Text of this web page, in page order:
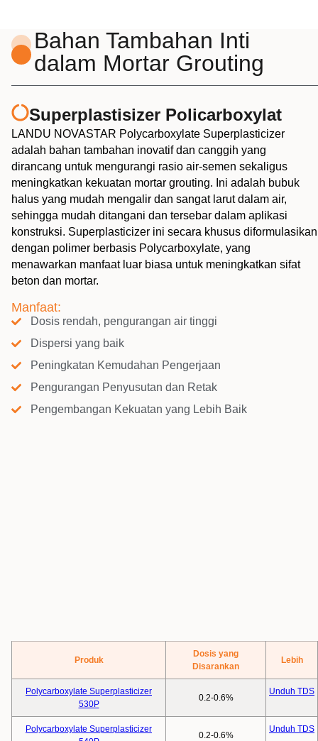
Bahan Tambahan Inti
dalam Mortar Grouting
Superplastisizer Policarboxylat
LANDU NOVASTAR Polycarboxylate Superplasticizer
adalah bahan tambahan inovatif dan canggih yang
dirancang untuk mengurangi rasio air-semen sekaligus
meningkatkan kekuatan mortar grouting. Ini adalah bubuk
halus yang mudah mengalir dan sangat larut dalam air,
sehingga mudah ditangani dan tersebar dalam aplikasi
konstruksi. Superplasticizer ini secara khusus diformulasikan
dengan polimer berbasis Polycarboxylate, yang
menawarkan manfaat luar biasa untuk meningkatkan sifat
beton dan mortar.
Manfaat:
Dosis rendah, pengurangan air tinggi
Dispersi yang baik
Peningkatan Kemudahan Pengerjaan
Pengurangan Penyusutan dan Retak
Pengembangan Kekuatan yang Lebih Baik
Produk
Dosis yang
Disarankan
Lebih
Polycarboxylate Superplasticizer
530P
0.2-0.6%
Unduh TDS
Polycarboxylate Superplasticizer
0.2-0.6%
Unduh TDS